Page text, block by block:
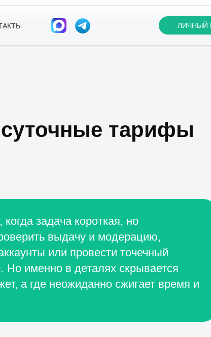
ЛИЧНЫЙ
суточные тарифы
задача короткая, но
выдачу и модерацию,
или провести точечный
Но именно в деталях скрывается
а где неожиданно сжигает время и